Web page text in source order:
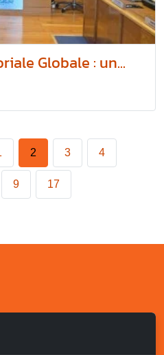
Globale : un...
2 3 4
9 17